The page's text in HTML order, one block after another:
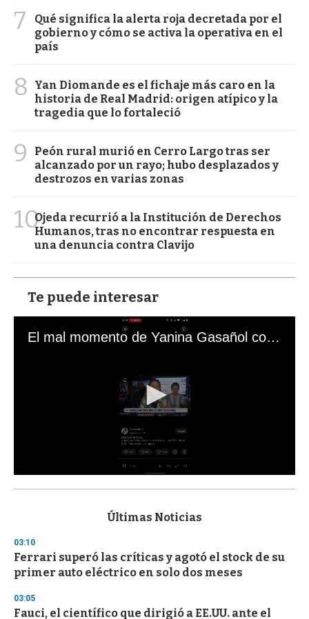
7
Qué significa la alerta roja decretada por el
gobierno y cómo se activa la operativa en el
país
8
Yan Diomande es el fichaje más caro en la
historia de Real Madrid: origen atípico y la
tragedia que lo fortaleció
9
Peón rural murió en Cerro Largo tras ser
alcanzado por un rayo; hubo desplazados y
destrozos en varias zonas
10Ojeda recurrió a la Institución de Derechos
Humanos, tras no encontrar respuesta en
una denuncia contra Clavijo
Te puede interesar
El mal momento de Yanina Gasañol con un hincha argentino en "Subrayado"
s
d
s
o
f
3
s
Últimas Noticias
03:10
Ferrari superó las críticas y agotó el stock de su
primer auto eléctrico en solo dos meses
03:05
Fauci, el científico que dirigió a EE.UU. ante el